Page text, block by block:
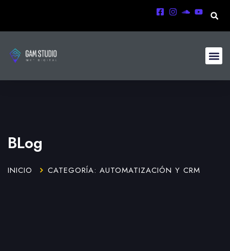
BLog
INICIO CATEGORÍA: AUTOMATIZACIÓN Y CRM